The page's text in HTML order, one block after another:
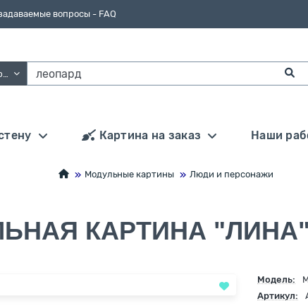
вопросы - FAQ
Картина на заказ Наши
Модульные картины Люди и персонажи
КАРТИНА "ЛИНА"
Модель:
Артикул: